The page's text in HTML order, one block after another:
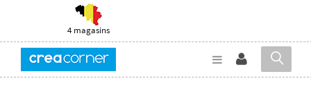
4 magasins